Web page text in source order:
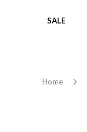
SALE
Home